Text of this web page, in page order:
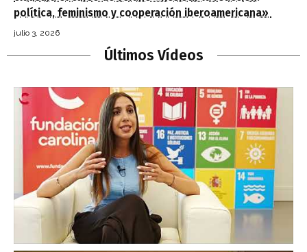
política, feminismo y cooperación iberoamericana»
julio 3, 2026
Últimos Vídeos